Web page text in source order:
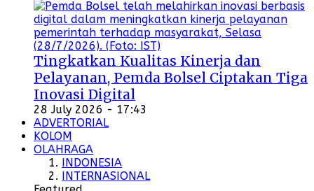
Tingkatkan Kualitas Kinerja dan
Pelayanan, Pemda Bolsel Ciptakan Tiga
Inovasi Digital
28 July 2026 - 17:43
ADVERTORIAL
KOLOM
OLAHRAGA
INDONESIA
INTERNASIONAL